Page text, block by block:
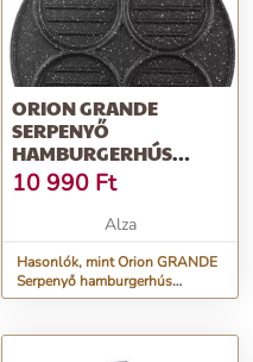
ORION GRANDE
SERPENYŐ
HAMBURGERHÚS
SÜTÉSÉHEZ 26,5 CM
ÁTMÉRŐJŰ
10 990 Ft
Alza
Hasonlók, mint Orion GRANDE
Serpenyő hamburgerhús
sütéséhez 26,5 cm átmérőjű